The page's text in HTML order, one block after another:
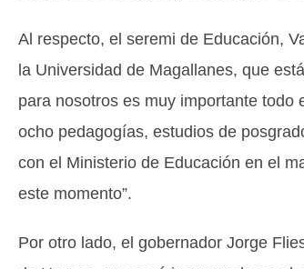
Al respecto, el seremi de Educación,
la Universidad de Magallanes, que
para nosotros es muy importante
ocho pedagogías, estudios de
con el Ministerio de Educación en el
este momento”.
Por otro lado, el gobernador Jorge